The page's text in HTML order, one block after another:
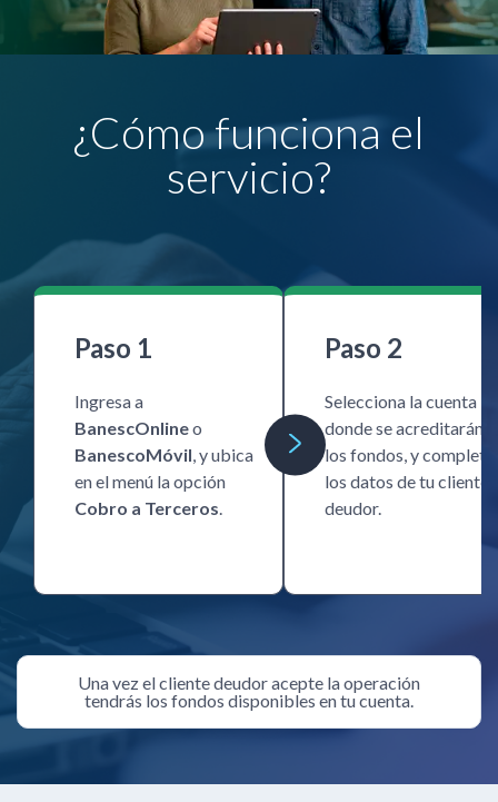
¿Cómo funciona el
servicio?
Paso 1
Ingresa a
BanescOnlineo
BanescoMóvil, y ubica
en el menú la opción
Cobro a Terceros.
Paso 2
Selecciona la cuenta
donde se acreditarán
los fondos, y completa
los datos de tu cliente
deudor.
Una vez el cliente deudor acepte la operación
tendrás los fondos disponibles en tu cuenta.